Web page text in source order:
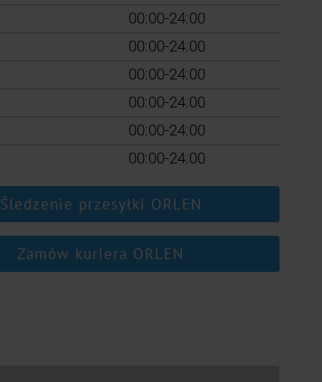
00:00-24:00
00:00-24:00
00:00-24:00
00:00-24:00
00:00-24:00
00:00-24:00
Śledzenie przesyłki ORLEN
Zamów kuriera ORLEN